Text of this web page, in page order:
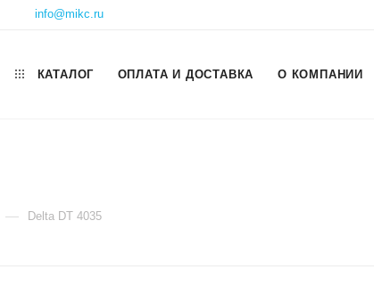
info@mikc.ru
КАТАЛОГ ОПЛАТА И ДОСТАВКА О КОМПАНИИ
— Delta DT 4035